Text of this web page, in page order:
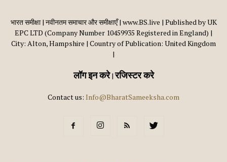
भारत समीक्षा | नवीनतम समाचार और समीक्षाएँ | www.BS.live | Published by UK
EPC LTD (Company Number 10459935 Registered in England) |
City: Alton, Hampshire | Country of Publication: United Kingdom
|
लॉग इन करे|रजिस्टर करे
Contact us: Info@BharatSameeksha.com